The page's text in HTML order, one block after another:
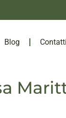
Blog Contatti